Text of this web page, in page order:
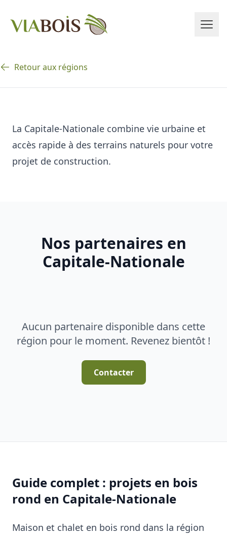
Retour aux régions
La Capitale-Nationale combine vie urbaine et
accès rapide à des terrains naturels pour votre
projet de construction.
Nos partenaires en
Capitale-Nationale
Aucun partenaire disponible dans cette
région pour le moment. Revenez bientôt !
Contacter
Guide complet : projets en bois
rond en Capitale-Nationale
Maison et chalet en bois rond dans la région